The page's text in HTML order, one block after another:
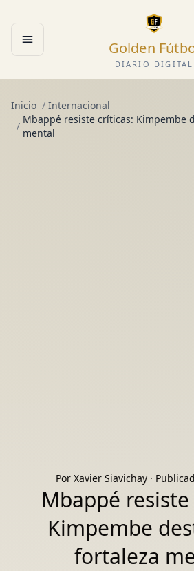
Abrir menú Golden
DIARIO DIGITAL
Inicio / Internacional
/
Mbappé resiste críticas: Kimpembe
mental
Por Xavier Siavichay·
Mbappé
Kimpembe
fortaleza